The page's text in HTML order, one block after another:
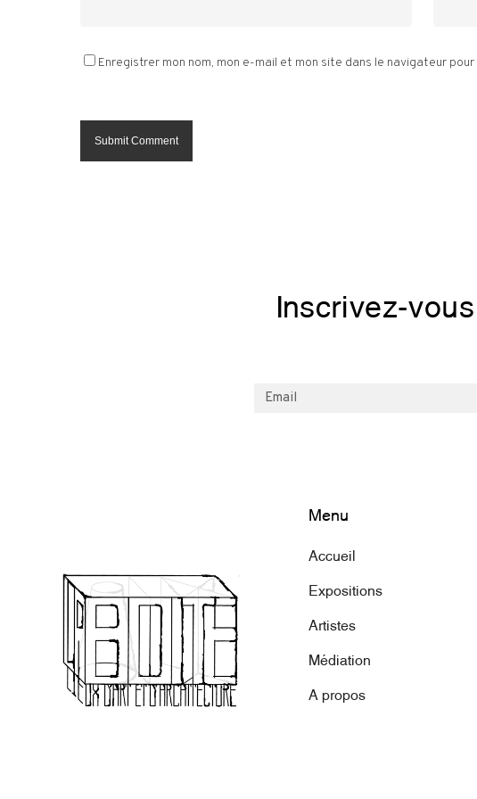
Enregistrer mon nom, mon e-mail et mon site dans le navigateur
Inscrivez-
Menu
Accueil
Expositions
Artistes
Médiation
A propos